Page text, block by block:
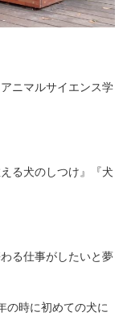
ニマルサイエンス学
る犬のしつけ』『犬
る仕事がしたいと夢
の時に初めての犬に